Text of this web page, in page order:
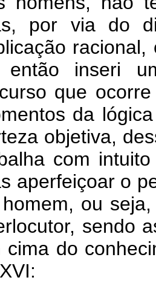
por via do
então inseri
que
da
objetiva,
com
aperfeiçoar o
ou
sendo
cima do